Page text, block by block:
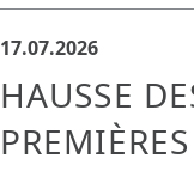
17.07.2026
HAUSSE